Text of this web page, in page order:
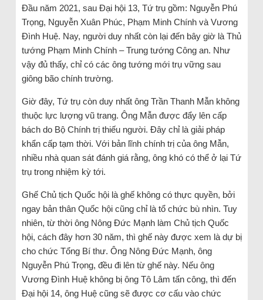
Đầu năm 2021, sau Đại hội 13, Tứ trụ gồm: Nguyễn Phú
Trọng, Nguyễn Xuân Phúc, Phạm Minh Chính và Vương
Đình Huệ. Nay, người duy nhất còn lại đến bây giờ là Thủ
tướng Phạm Minh Chính – Trung tướng Công an. Như
vậy đủ thấy, chỉ có các ông tướng mới trụ vững sau
giông bão chính trường.
Giờ đây, Tứ trụ còn duy nhất ông Trần Thanh Mẫn không
thuộc lực lượng vũ trang. Ông Mẫn được đẩy lên cấp
bách do Bộ Chính trị thiếu người. Đây chỉ là giải pháp
khẩn cấp tạm thời. Với bản lĩnh chính trị của ông Mẫn,
nhiều nhà quan sát đánh giá rằng, ông khó có thể ở lại Tứ
trụ trong nhiệm kỳ tới.
Ghế Chủ tịch Quốc hội là ghế không có thực quyền, bởi
ngay bản thân Quốc hội cũng chỉ là tổ chức bù nhìn. Tuy
nhiên, từ thời ông Nông Đức Mạnh làm Chủ tịch Quốc
hội, cách đây hơn 30 năm, thì ghế này được xem là dự bị
cho chức Tổng Bí thư. Ông Nông Đức Mạnh, ông
Nguyễn Phú Trọng, đều đi lên từ ghế này. Nếu ông
Vương Đình Huệ không bị ông Tô Lâm tấn công, thì đến
Đại hội 14, ông Huệ cũng sẽ được cơ cấu vào chức